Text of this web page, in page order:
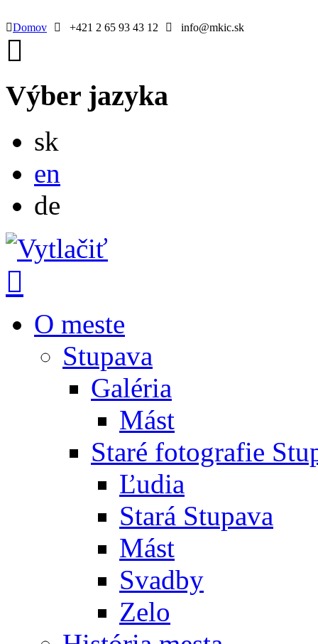
Domov +421 2 65 93 43 12 info@mkic.sk
Výber jazyka
sk
en
de
O meste
Stupava
Galéria
Mást
Staré fotografie
Ľudia
Stará Stupava
Mást
Svadby
Zelo